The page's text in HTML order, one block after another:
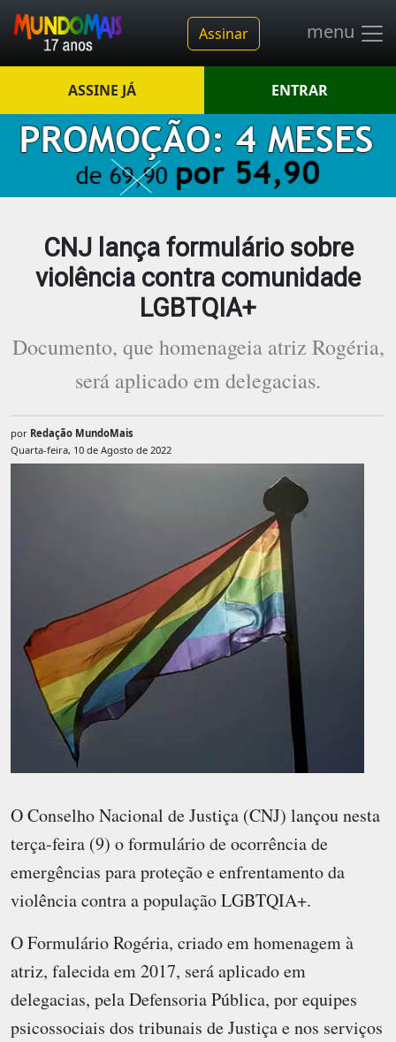
Assinar menu
ASSINE JÁ ENTRAR
CNJ lança formulário sobre
violência contra comunidade
LGBTQIA+
Documento, que homenageia atriz Rogéria,
será aplicado em delegacias.
por Redação MundoMais
Quarta-feira, 10 de Agosto de 2022
O Conselho Nacional de Justiça (CNJ) lançou nesta
terça-feira (9) o formulário de ocorrência de
emergências para proteção e enfrentamento da
violência contra a população LGBTQIA+.
O Formulário Rogéria, criado em homenagem à
atriz, falecida em 2017, será aplicado em
delegacias, pela Defensoria Pública, por equipes
psicossociais dos tribunais de Justiça e nos serviços